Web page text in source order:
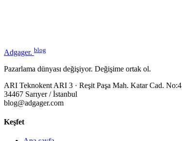
Adgager. blog
Pazarlama dünyası değişiyor. Değişime ortak ol.
ARI Teknokent ARI 3 · Reşit Paşa Mah. Katar Cad. No:4
34467 Sarıyer / İstanbul
blog@adgager.com
Keşfet